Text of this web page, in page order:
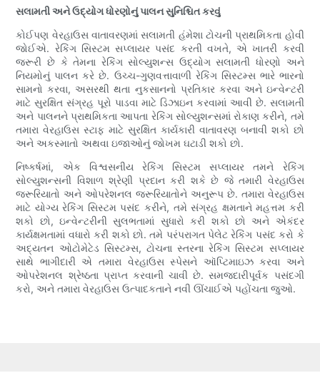
સલામતી અને ઉદ્યોગ ધોરણોનું પાલન સુનિશ્ચિત કરવું
કોઈપણ વેરહાઉસ વાતાવરણમાં સલામતી હંમેશા ટોચની પ્રાથમિકતા હોવી
જોઈએ. રેકિંગ સિસ્ટમ સપ્લાયર પસંદ કરતી વખતે, એ ખાતરી કરવી
જરૂરી છે કે તેમના રેકિંગ સોલ્યુશન્સ ઉદ્યોગ સલામતી ધોરણો અને
નિયમોનું પાલન કરે છે. ઉચ્ચ-ગુણવત્તાવાળી રેકિંગ સિસ્ટમ્સ ભારે ભારનો
સામનો કરવા, અસરથી થતા નુકસાનનો પ્રતિકાર કરવા અને ઇન્વેન્ટરી
માટે સુરક્ષિત સંગ્રહ પૂરો પાડવા માટે ડિઝાઇન કરવામાં આવી છે. સલામતી
અને પાલનને પ્રાથમિકતા આપતા રેકિંગ સોલ્યુશન્સમાં રોકાણ કરીને, તમે
તમારા વેરહાઉસ સ્ટાફ માટે સુરક્ષિત કાર્યકારી વાતાવરણ બનાવી શકો છો
અને અકસ્માતો અથવા ઇજાઓનું જોખમ ઘટાડી શકો છો.
નિષ્કર્ષમાં, એક વિશ્વસનીય રેકિંગ સિસ્ટમ સપ્લાયર તમને રેકિંગ
સોલ્યુશન્સની વિશાળ શ્રેણી પ્રદાન કરી શકે છે જે તમારી વેરહાઉસ
જરૂરિયાતો અને ઓપરેશનલ જરૂરિયાતોને અનુરૂપ છે. તમારા વેરહાઉસ
માટે યોગ્ય રેકિંગ સિસ્ટમ પસંદ કરીને, તમે સંગ્રહ ક્ષમતાને મહત્તમ કરી
શકો છો, ઇન્વેન્ટરીની સુલભતામાં સુધારો કરી શકો છો અને એકંદર
કાર્યક્ષમતામાં વધારો કરી શકો છો. તમે પરંપરાગત પેલેટ રેકિંગ પસંદ કરો કે
અદ્યતન ઓટોમેટેડ સિસ્ટમ્સ, ટોચના સ્તરના રેકિંગ સિસ્ટમ સપ્લાયર
સાથે ભાગીદારી એ તમારા વેરહાઉસ સ્પેસને ઑપ્ટિમાઇઝ કરવા અને
ઓપરેશનલ શ્રેષ્ઠતા પ્રાપ્ત કરવાની ચાવી છે. સમજદારીપૂર્વક પસંદગી
કરો, અને તમારા વેરહાઉસ ઉત્પાદકતાને નવી ઊંચાઈએ પહોંચતા જુઓ.